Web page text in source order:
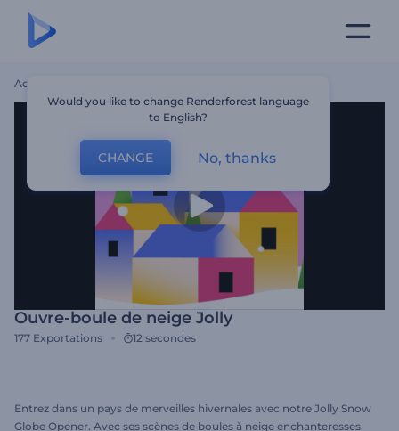
Accueil
Ouvre-boule de neige Jolly
177 Exportations 12 secondes
Entrez dans un pays de merveilles hivernales avec notre Jolly Snow
Globe Opener. Avec ses scènes de boules à neige enchanteresses,
Would you like to change Renderforest language
to English?
CHANGE No, thanks